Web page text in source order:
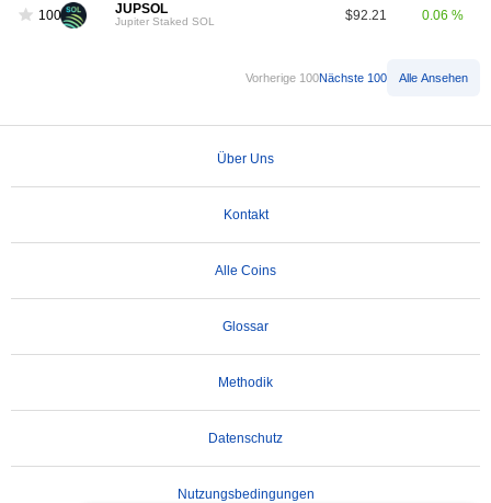
100 JUPSOL
Jupiter Staked SOL $92.21 0.06 %
Vorherige 100Nächste 100 Alle Ansehen
Über Uns
Kontakt
Alle Coins
Glossar
Methodik
Datenschutz
Nutzungsbedingungen